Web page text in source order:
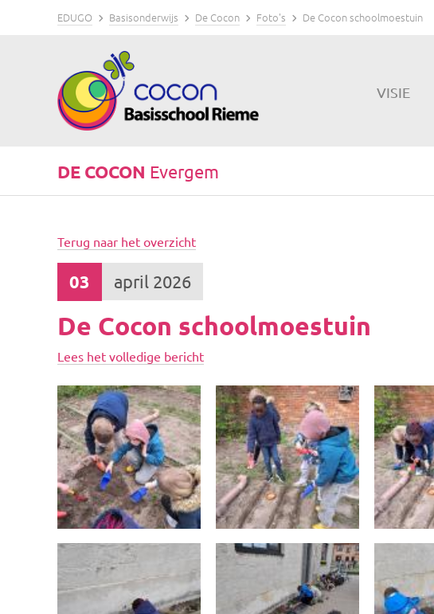
EDUGO Basisonderwijs De Cocon Foto's De Cocon schoolmoestuin
VISIE
DE COCON Evergem
Terug naar het overzicht
03 april 2026
De Cocon schoolmoestuin
Lees het volledige bericht